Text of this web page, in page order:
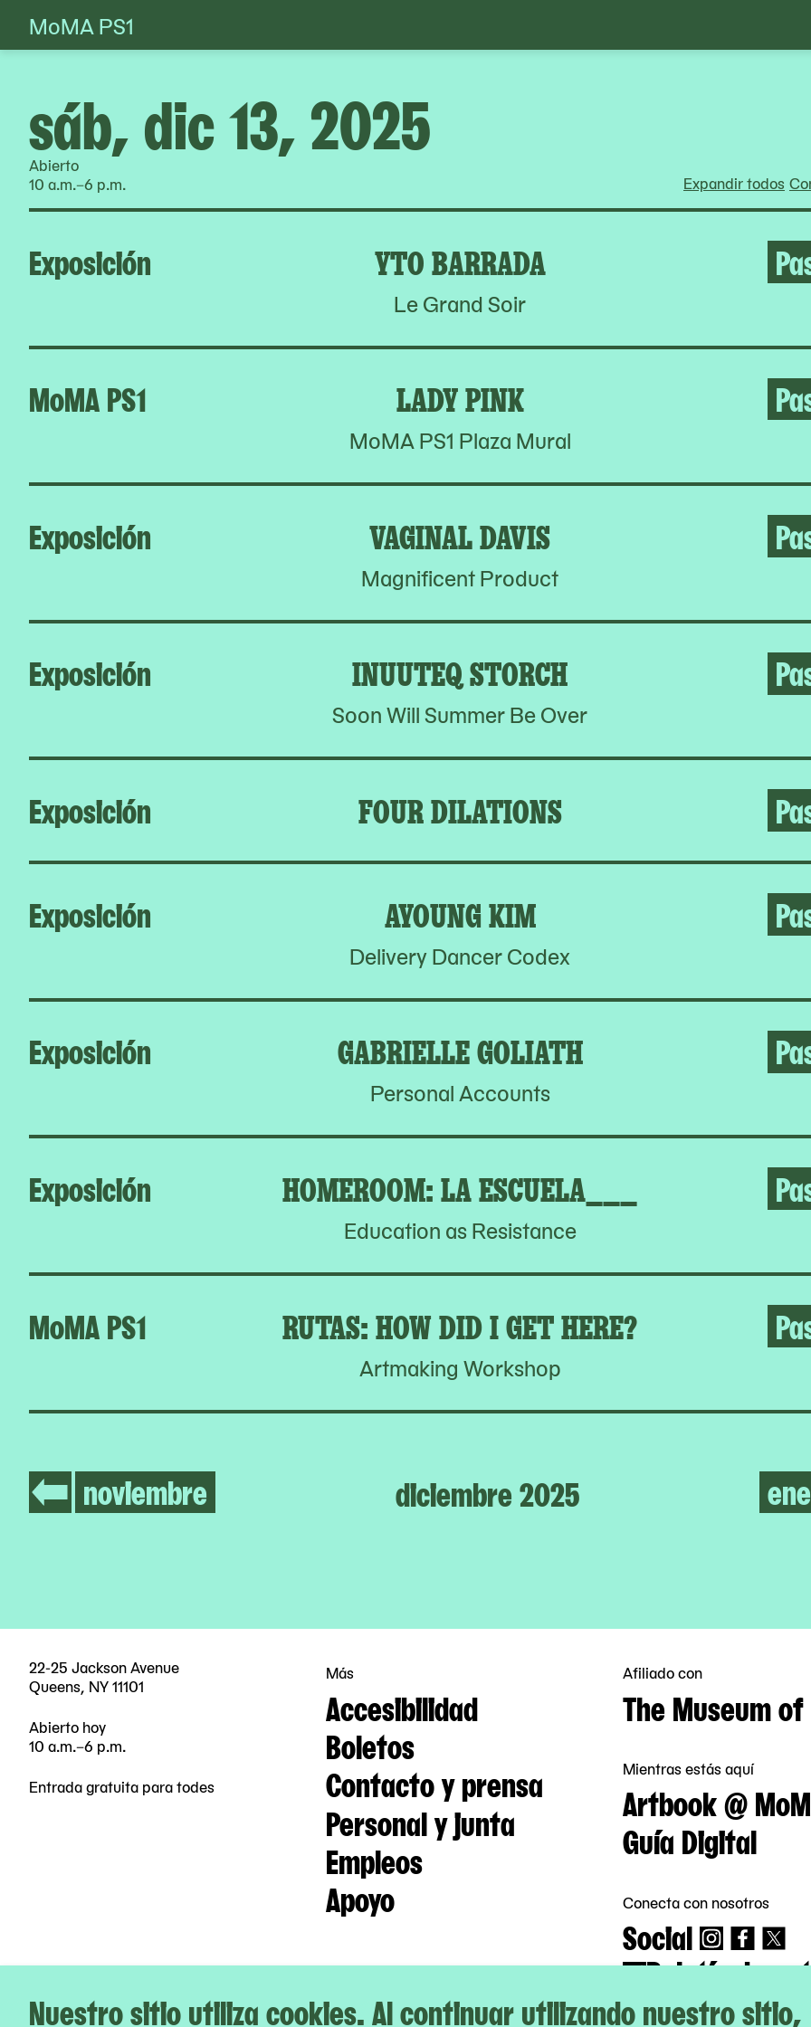
Skip
to
MoMA PS1
sáb, dic 13, 2025
Abierto
10 a.m.–6 p.m.
Expandir todos
Exposición YTO BARRADA
Le Grand Soir
MoMA PS1 LADY PINK
MoMA PS1 Plaza Mural
Exposición VAGINAL DAVIS
Magnificent Product
Exposición INUUTEQ STORCH
Soon Will Summer Be Over
Exposición FOUR DILATIONS
Exposición AYOUNG KIM
Delivery Dancer Codex
Exposición GABRIELLE GOLIATH
Personal Accounts
Exposición HOMEROOM: LA ESCUELA___
Education as Resistance
MoMA PS1 RUTAS: HOW DID I GET HERE?
Artmaking Workshop
noviembre diciembre 2025
Nuestro sitio utiliza cookies. Al continuar utilizando nuestro sitio,
22-25 Jackson Avenue
Queens, NY 11101
Abierto hoy
10 a.m.–6 p.m.
Entrada gratuita para todes
Más
Accesibilidad
Boletos
Contacto y prensa
Personal y junta
Empleos
Apoyo
Afiliado con
The Museum
Mientras estás aquí
Artbook @
Guía Digital
Conecta con nosotros
Social
Boletín de